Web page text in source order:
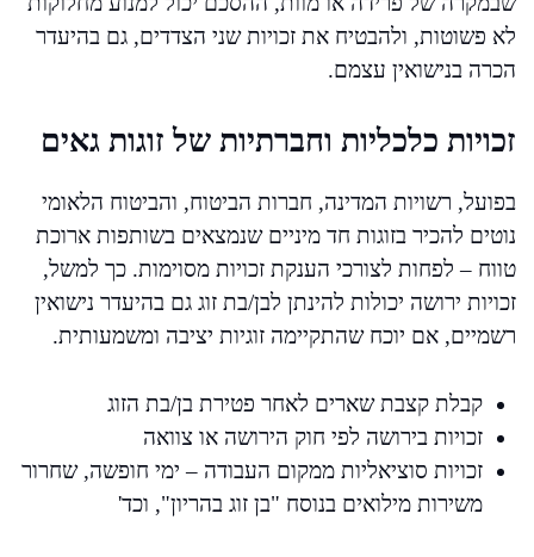
לא פשוטות, ולהבטיח את זכויות שני הצדדים, גם בהיעדר
הכרה בנישואין עצמם.
זכויות כלכליות וחברתיות של זוגות גאים
בפועל, רשויות המדינה, חברות הביטוח, והביטוח הלאומי
נוטים להכיר בזוגות חד מיניים שנמצאים בשותפות ארוכת
טווח – לפחות לצורכי הענקת זכויות מסוימות. כך למשל,
זכויות ירושה יכולות להינתן לבן/בת זוג גם בהיעדר נישואין
רשמיים, אם יוכח שהתקיימה זוגיות יציבה ומשמעותית.
קבלת קצבת שארים לאחר פטירת בן/בת הזוג
זכויות בירושה לפי חוק הירושה או צוואה
זכויות סוציאליות ממקום העבודה – ימי חופשה, שחרור
משירות מילואים בנוסח "בן זוג בהריון", וכד'